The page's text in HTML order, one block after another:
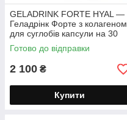
GELADRINK FORTE HYAL —
Геладрінк Форте з колагеном
для суглобів капсули на 30
днів хондроїтин / глюкозамін
Готово до відправки
2 100 ₴
Купити